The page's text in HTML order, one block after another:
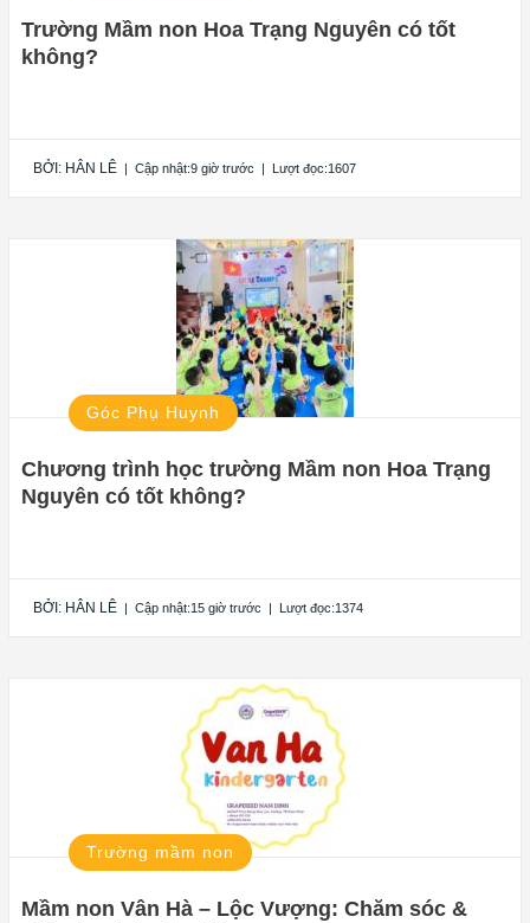
Trường Mầm non Hoa Trạng Nguyên có tốt
không?
BỞI: HÂN LÊ | Cập nhật:9 giờ trước | Lượt đọc:1607
Góc Phụ Huynh
Chương trình học trường Mầm non Hoa Trạng
Nguyên có tốt không?
BỞI: HÂN LÊ | Cập nhật:15 giờ trước | Lượt đọc:1374
Trường mầm non
Mầm non Vân Hà – Lộc Vượng: Chăm sóc &